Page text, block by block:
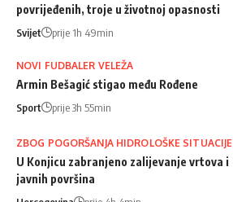
povrijeđenih, troje u životnoj opasnosti
Svijet prije 1h 49min
NOVI FUDBALER VELEŽA
Armin Bešagić stigao među Rođene
Sport prije 3h 55min
ZBOG POGORŠANJA HIDROLOŠKE SITUACIJE
U Konjicu zabranjeno zalijevanje vrtova i
javnih površina